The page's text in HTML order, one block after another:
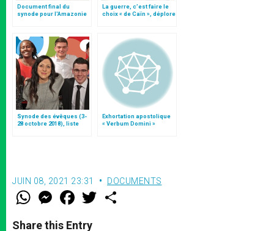
Document final du
synode pour l'Amazonie
La guerre, c’est faire le
choix « de Caïn », déplore
Synode des évêques (3-
28 octobre 2018), liste
Exhortation apostolique
« Verbum Domini »
JUIN 08, 2021 23:31 DOCUMENTS
W
t
M
e
s
F
a
e
w
Share this Entry